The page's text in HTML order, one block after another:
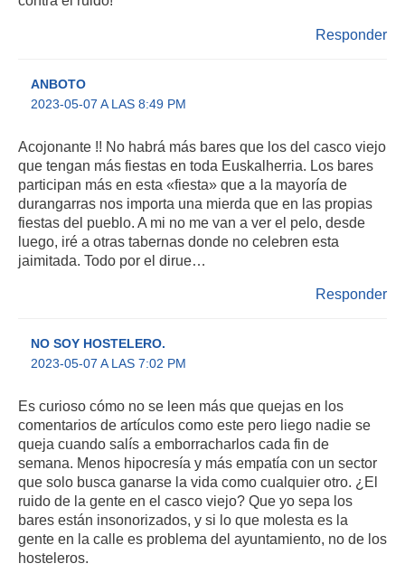
Responder
ANBOTO
2023-05-07 A LAS 8:49 PM
Acojonante !! No habrá más bares que los del casco viejo
que tengan más fiestas en toda Euskalherria. Los bares
participan más en esta «fiesta» que a la mayoría de
durangarras nos importa una mierda que en las propias
fiestas del pueblo. A mi no me van a ver el pelo, desde
luego, iré a otras tabernas donde no celebren esta
jaimitada. Todo por el dirue…
Responder
NO SOY HOSTELERO.
2023-05-07 A LAS 7:02 PM
Es curioso cómo no se leen más que quejas en los
comentarios de artículos como este pero liego nadie se
queja cuando salís a emborracharlos cada fin de
semana. Menos hipocresía y más empatía con un sector
que solo busca ganarse la vida como cualquier otro. ¿El
ruido de la gente en el casco viejo? Que yo sepa los
bares están insonorizados, y si lo que molesta es la
gente en la calle es problema del ayuntamiento, no de los
hosteleros.